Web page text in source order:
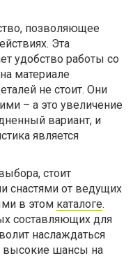
позволяющее
Эта
удобство работы со
материале
не стоит. Они
– а это увеличение
вариант, и
является
стоит
снастями от ведущих
в этом каталоге.
составляющих для
наслаждаться
высокие шансы на